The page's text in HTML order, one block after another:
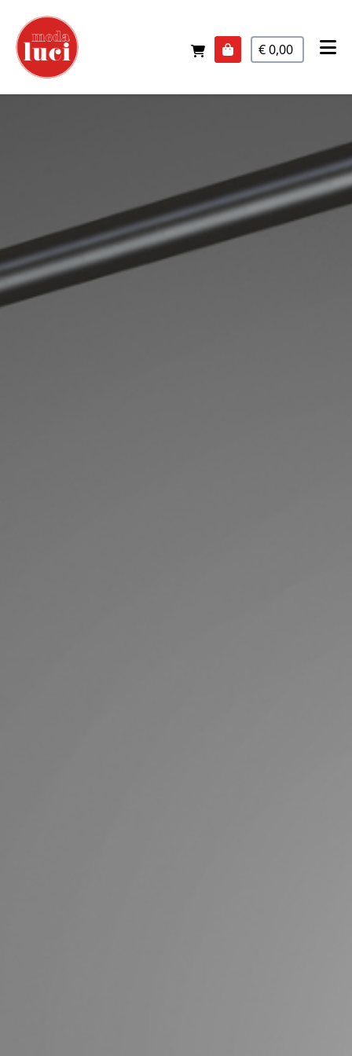
€ 0,00